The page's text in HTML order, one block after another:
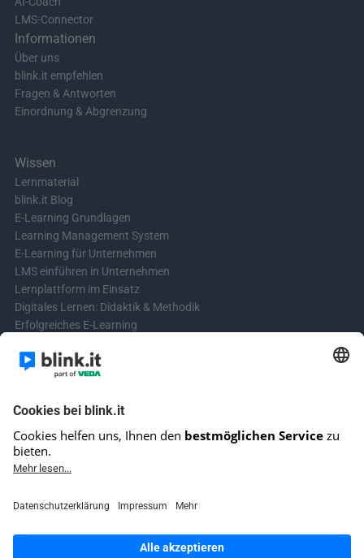
LMS-Connector
Informationen
Über uns
blink.it empfehlen
Fragen & Antworten
Einordnung & Abgrenzung
Wissen
Lernmaterial
blink.it Blog
E-Learning Grundlagen
Learning Management System
E-Learning für Unternehmen
LMS einführen in Unternehmen
Lernplattform im Einsatz
Digitales Lernen: Didaktik & Methodik
Erfolgreiches E-Learning
Learning & Development
Videos für Online-Kurse erstellen
Kontakt aufnehmen
Kontaktformular
Fragen? Schreibe uns!
E-Mail-Kundensupport